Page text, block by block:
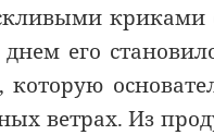
криками
его
ветрах. Из